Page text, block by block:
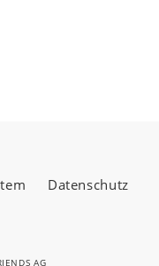
Datenschutz
AG